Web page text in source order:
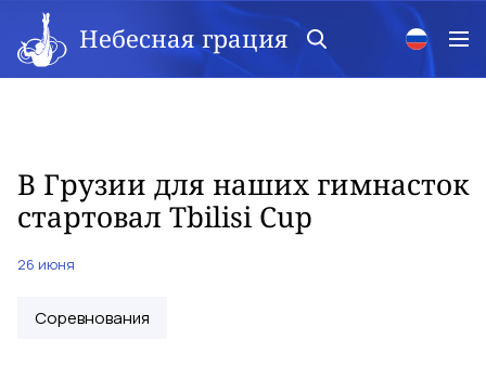
Небесная грация
В Грузии для наших гимнасток
стартовал Tbilisi Cup
26 июня
Соревнования